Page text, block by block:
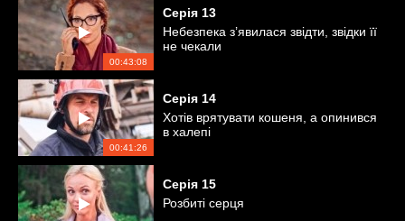
00:43:08
Серія 13
Небезпека з’явилася звідти, звідки її
не чекали
00:41:26
Серія 14
Хотів врятувати кошеня, а опинився
в халепі
Серія 15
Розбиті серця